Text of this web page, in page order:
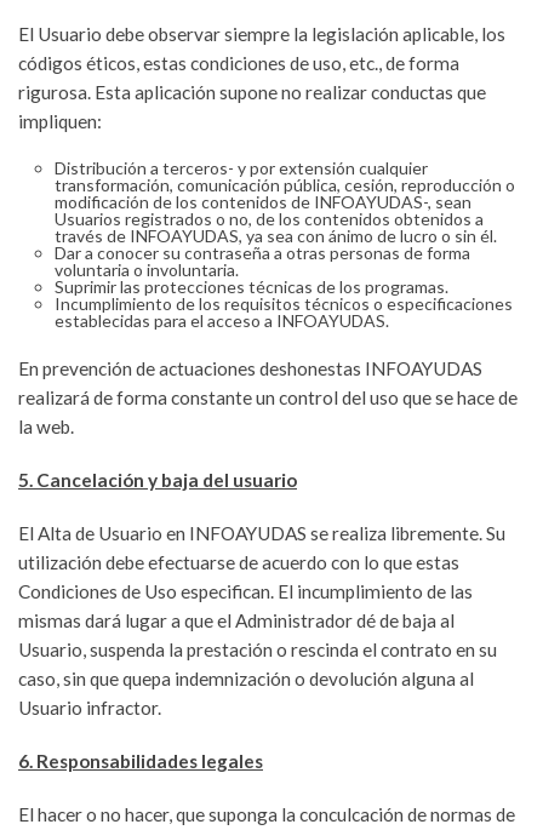
El Usuario debe observar siempre la legislación aplicable, los
códigos éticos, estas condiciones de uso, etc., de forma
rigurosa. Esta aplicación supone no realizar conductas que
impliquen:
Distribución a terceros- y por extensión cualquier
transformación, comunicación pública, cesión, reproducción o
modificación de los contenidos de INFOAYUDAS-, sean
Usuarios registrados o no, de los contenidos obtenidos a
través de INFOAYUDAS, ya sea con ánimo de lucro o sin él.
Dar a conocer su contraseña a otras personas de forma
voluntaria o involuntaria.
Suprimir las protecciones técnicas de los programas.
Incumplimiento de los requisitos técnicos o especificaciones
establecidas para el acceso a INFOAYUDAS.
En prevención de actuaciones deshonestas INFOAYUDAS
realizará de forma constante un control del uso que se hace de
la web.
5. Cancelación y baja del usuario
El Alta de Usuario en INFOAYUDAS se realiza libremente. Su
utilización debe efectuarse de acuerdo con lo que estas
Condiciones de Uso especifican. El incumplimiento de las
mismas dará lugar a que el Administrador dé de baja al
Usuario, suspenda la prestación o rescinda el contrato en su
caso, sin que quepa indemnización o devolución alguna al
Usuario infractor.
6. Responsabilidades legales
El hacer o no hacer, que suponga la conculcación de normas de